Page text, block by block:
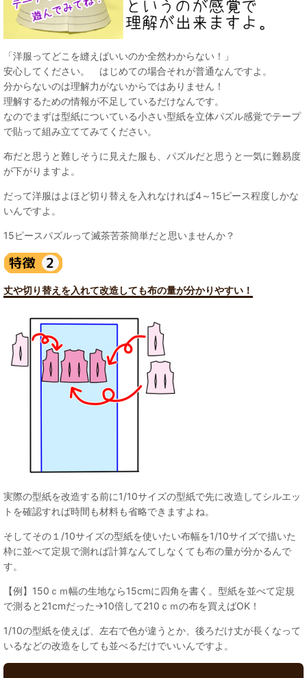
「洋服ってどこを縫えばいいのか全然わからない！」
安心してください。 はじめての場合それが普通なんですよ。
分からないのは理解力がないからではありません！
理解するための情報が不足しているだけなんです。
なのでまずは型紙についている小さい型紙を立体パズル感覚でテープ
で貼って組み立ててみてください。
布だと思うと難しそうに見えた服も、パズルだと思うと一気に難易度
が下がりますよ。
だって洋服はよほど切り替えを入れなければ4～15ピース程度しかな
いんですよ。
15ピースパズルって滅茶苦茶簡単だと思いませんか？
丈や切り替えを入れて改造しても布の量が分かりやすい！
実際の型紙を改造する前に1/10サイズの型紙で先に改造してシルエッ
トを確認すれば時間も材料も省略できますよね。
そしてその１/10サイズの型紙を使いたい布幅を1/10サイズで描いた
枠に並べて定規で測れば計算なんてしなくても布の量が分かるんで
す。
【例】150ｃｍ幅の生地なら15cmに四角を書く。型紙を並べて定規
で測ると21cmだった→10倍して210ｃｍの布を買えばOK！
1/10の型紙を使えば、左右で色が違うとか、後ろだけ丈が長くなって
いるなどの改造をしても並べるだけでいいんですよ。